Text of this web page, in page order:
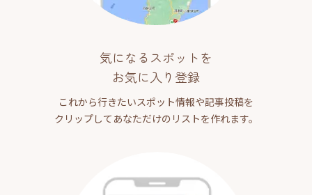
気になるスポットを
お気に入り登録
これから行きたいスポット情報や記事投稿を
クリップしてあなただけのリストを作れます。